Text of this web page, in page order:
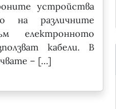
устройства
на различните
електронното
кабели. В
– […]